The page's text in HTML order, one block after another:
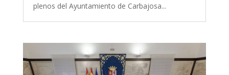
plenos del Ayuntamiento de Carbajosa...